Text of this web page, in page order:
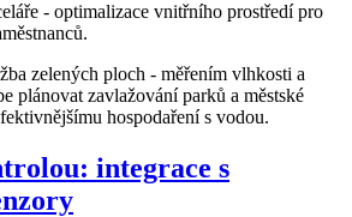
- optimalizace vnitřního prostředí pro
zelených ploch - měřením vlhkosti a
plánovat zavlažování parků a městské
hospodaření s vodou.
integrace s